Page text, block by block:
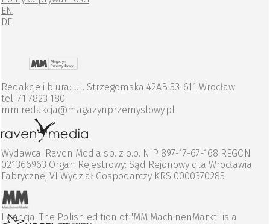
EN
DE
Redakcje i biura: ul. Strzegomska 42AB 53-611 Wrocław
tel. 71 7823 180
mm.redakcja@magazynprzemyslowy.pl
Wydawca: Raven Media sp. z o.o. NIP 897-17-67-168 REGON
021366963 Organ Rejestrowy: Sąd Rejonowy dla Wrocławia
Fabrycznej VI Wydział Gospodarczy KRS 0000370285
Licencja: The Polish edition of "MM MachinenMarkt" is a